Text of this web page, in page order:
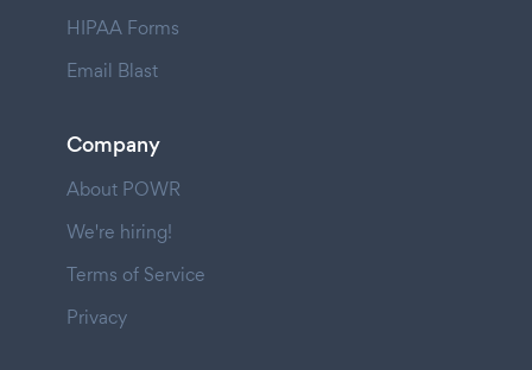
HIPAA Forms
Email Blast
Company
About POWR
We're hiring!
Terms of Service
Privacy